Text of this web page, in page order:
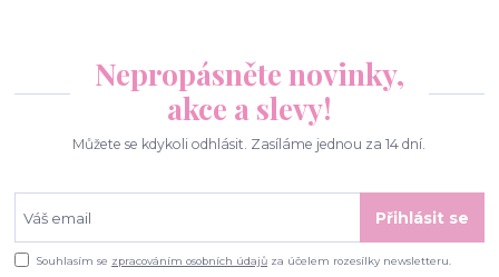
Nepropásněte novinky,
akce a slevy!
Můžete se kdykoli odhlásit. Zasíláme jednou za 14 dní.
Přihlásit se
Souhlasím se zpracováním osobních údajů za účelem rozesílky newsletteru.